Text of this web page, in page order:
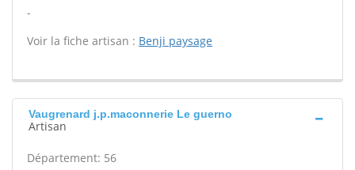
-
Voir la fiche artisan : Benji paysage
Vaugrenard j.p.maconnerie Le guerno
Artisan
Département: 56